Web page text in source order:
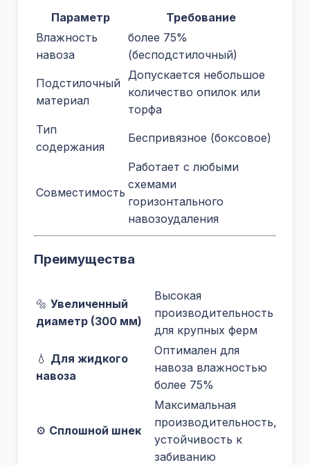
Параметр
Требование
Влажность
навоза
более 75%
(бесподстилочный)
Подстилочный
материал
Допускается небольшое
количество опилок или
торфа
Тип
содержания
Беспривязное (боксовое)
Совместимость
Работает с любыми
схемами
горизонтального
навозоудаления
Преимущества
🔩 Увеличенный
диаметр (300 мм)
Высокая
производительность
для крупных ферм
💧 Для жидкого
навоза
Оптимален для
навоза влажностью
более 75%
⚙️ Сплошной шнек
Максимальная
производительность,
устойчивость к
забиванию